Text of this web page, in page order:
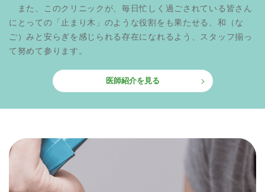
また、このクリニックが、毎日忙しく過ごされている皆さん
にとっての「止まり木」のような役割をも果たせる、和（な
ご）みと安らぎを感じられる存在になれるよう、スタッフ揃っ
て努めて参ります。
医師紹介を見る